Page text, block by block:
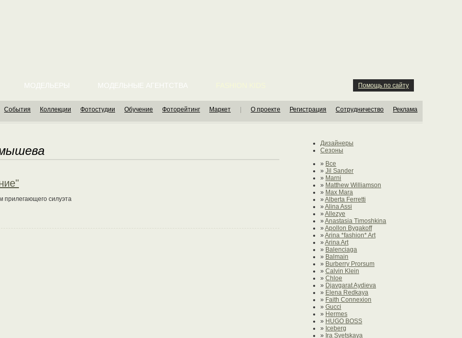
МОДЕЛЬЕРЫ МОДЕЛЬНЫЕ АГЕНТСТВА Помощь по сайту
События Коллекции Фотостудии Обучение Фоторейтинг Маркет О проекте Регистрация Сотрудничество Реклама
прилегающего силуэта
Дизайнеры
Сезоны
» Все
» Jil Sander
» Marni
» Matthew Williamson
» Max Mara
» Alberta Ferretti
» Alina Assi
» Allezye
» Anastasia Timoshkina
» Apollon Bygakoff
» Arina *fashion* Art
» Arina Art
» Balenciaga
» Balmain
» Burberry Prorsum
» Calvin Klein
» Chloe
» Djavgarat Aydieva
» Elena Redkaya
» Faith Connexion
» Gucci
» Hermes
» HUGO BOSS
» Iceberg
» Ira Svetskaya